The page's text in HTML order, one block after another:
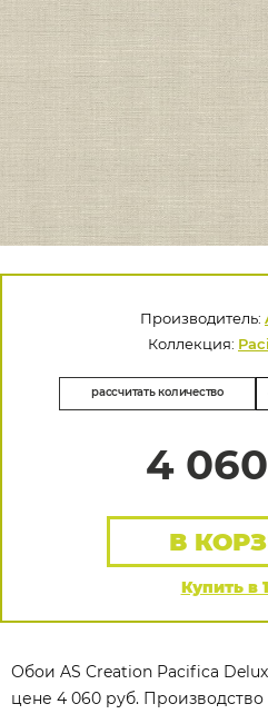
Производитель:
Коллекция:
рассчитать количество
4 060
Купить в
В
Обои AS Creation Pacifica
цене 4 060 руб.